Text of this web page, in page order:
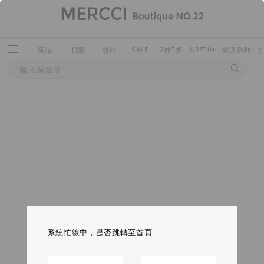
新品 預購 熱銷 SALE 2件5折 UPF50+ 瞬涼系列
系統忙線中，是否跳轉至首頁
系統忙線中，是否跳轉至首頁
系統忙線中，是否跳轉至首頁
系統忙線中，是否跳轉至首頁
系統忙線中，是否跳轉至首頁